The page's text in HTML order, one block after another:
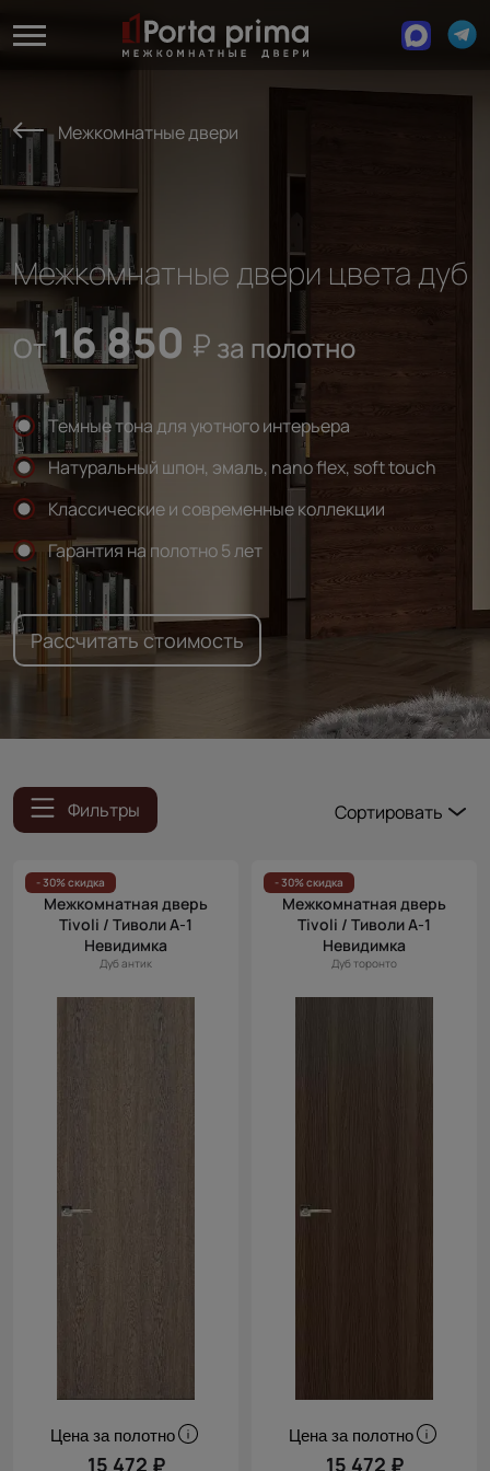
Межкомнатные двери
Межкомнатные двери цвета дуб
От16 850 за полотно
Темные тона для уютного интерьера
Натуральный шпон, эмаль, nano flex, soft touch
Классические и современные коллекции
Гарантия на полотно 5 лет
Рассчитать стоимость
Фильтры
Сортировать
Цена
(возр.)
Цена (убыв.)
Cначала
новинки
- 30% скидка
Межкомнатная дверь
Tivoli / Тиволи А-1
Невидимка
Дуб антик
Цена за полотно
15 472 ₽
- 30% скидка
Межкомнатная дверь
Tivoli / Тиволи А-1
Невидимка
Дуб торонто
Цена за полотно
15 472 ₽